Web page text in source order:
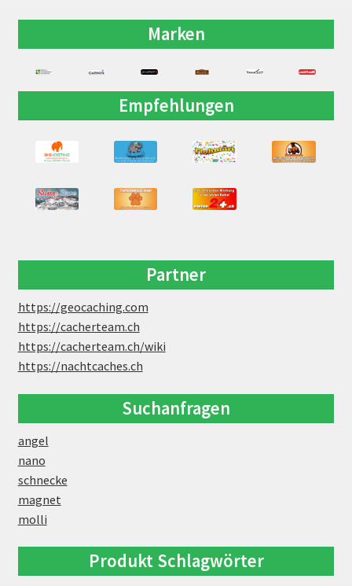
Marken
Empfehlungen
Partner
https://geocaching.com
https://cacherteam.ch
https://cacherteam.ch/wiki
https://nachtcaches.ch
Suchanfragen
angel
nano
schnecke
magnet
molli
Produkt Schlagwörter